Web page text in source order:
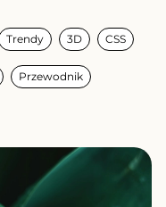
Trendy 3D CSS
Przewodnik